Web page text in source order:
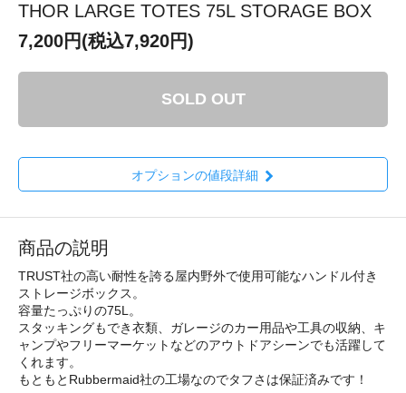
THOR LARGE TOTES 75L STORAGE BOX
7,200円(税込7,920円)
SOLD OUT
オプションの値段詳細
商品の説明
TRUST社の高い耐性を誇る屋内野外で使用可能なハンドル付き
ストレージボックス。
容量たっぷりの75L。
スタッキングもでき衣類、ガレージのカー用品や工具の収納、キ
ャンプやフリーマーケットなどのアウトドアシーンでも活躍して
くれます。
もともとRubbermaid社の工場なのでタフさは保証済みです！